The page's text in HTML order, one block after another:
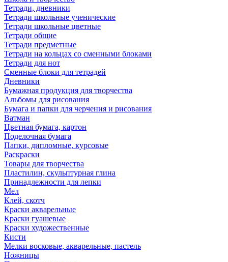
Тетради, дневники
Тетради школьные ученические
Тетради школьные цветные
Тетради общие
Тетради предметные
Тетради на кольцах со сменными блоками
Тетради для нот
Сменные блоки для тетрадей
Дневники
Бумажная продукция для творчества
Альбомы для рисования
Бумага и папки для черчения и рисования
Ватман
Цветная бумага, картон
Поделочная бумага
Папки, дипломные, курсовые
Раскраски
Товары для творчества
Пластилин, скульптурная глина
Принадлежности для лепки
Мел
Клей, скотч
Краски акварельные
Краски гуашевые
Краски художественные
Кисти
Мелки восковые, акварельные, пастель
Ножницы